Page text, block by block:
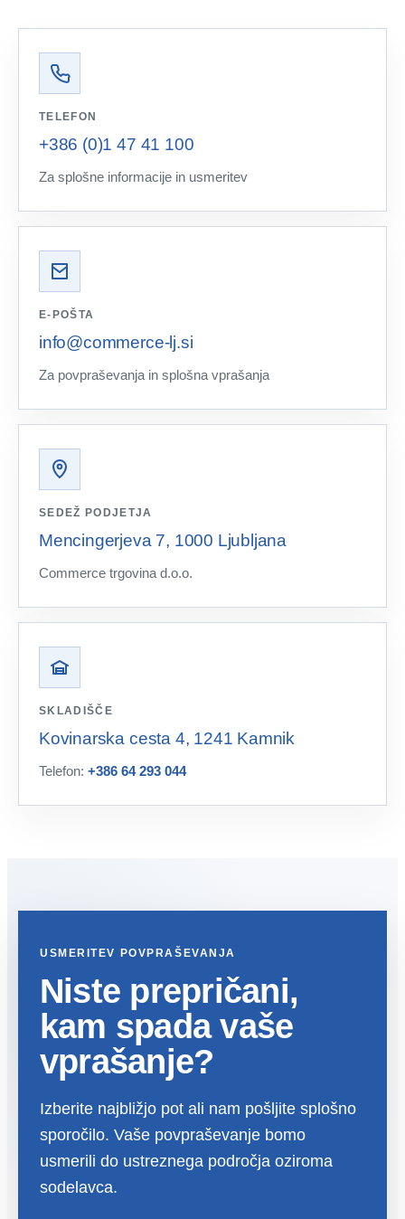
TELEFON
+386 (0)1 47 41 100
Za splošne informacije in usmeritev
E-POŠTA
info@commerce-lj.si
Za povpraševanja in splošna vprašanja
SEDEŽ PODJETJA
Mencingerjeva 7, 1000 Ljubljana
Commerce trgovina d.o.o.
SKLADIŠČE
Kovinarska cesta 4, 1241 Kamnik
Telefon: +386 64 293 044
USMERITEV POVPRAŠEVANJA
Niste prepričani,
kam spada vaše
vprašanje?
Izberite najbližjo pot ali nam pošljite splošno
sporočilo. Vaše povpraševanje bomo
usmerili do ustreznega področja oziroma
sodelavca.